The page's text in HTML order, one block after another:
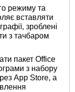
режиму та
вставляти
зроблені
з тачбаром
пакет Office
з набору
App Store, а